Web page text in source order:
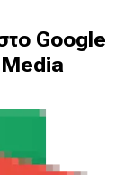
Google